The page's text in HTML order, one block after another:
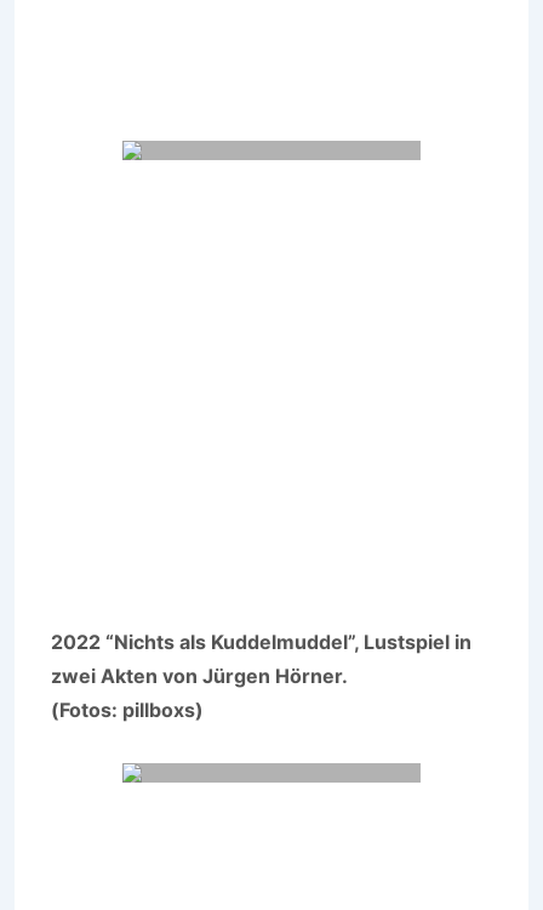
2022 “Nichts als Kuddelmuddel”, Lustspiel in
zwei Akten von Jürgen Hörner.
(Fotos: pillboxs)